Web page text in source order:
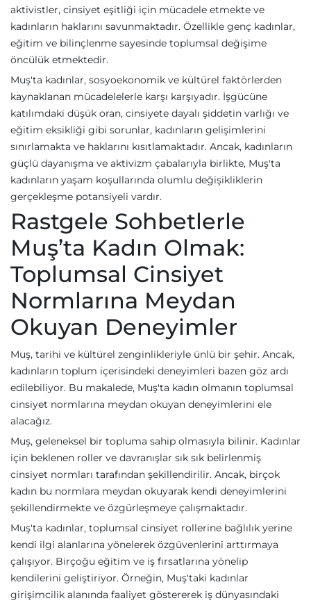
aktivistler, cinsiyet eşitliği için mücadele etmekte ve
kadınların haklarını savunmaktadır. Özellikle genç kadınlar,
eğitim ve bilinçlenme sayesinde toplumsal değişime
öncülük etmektedir.
Muş'ta kadınlar, sosyoekonomik ve kültürel faktörlerden
kaynaklanan mücadelelerle karşı karşıyadır. İşgücüne
katılımdaki düşük oran, cinsiyete dayalı şiddetin varlığı ve
eğitim eksikliği gibi sorunlar, kadınların gelişimlerini
sınırlamakta ve haklarını kısıtlamaktadır. Ancak, kadınların
güçlü dayanışma ve aktivizm çabalarıyla birlikte, Muş'ta
kadınların yaşam koşullarında olumlu değişikliklerin
gerçekleşme potansiyeli vardır.
Rastgele Sohbetlerle
Muş’ta Kadın Olmak:
Toplumsal Cinsiyet
Normlarına Meydan
Okuyan Deneyimler
Muş, tarihi ve kültürel zenginlikleriyle ünlü bir şehir. Ancak,
kadınların toplum içerisindeki deneyimleri bazen göz ardı
edilebiliyor. Bu makalede, Muş'ta kadın olmanın toplumsal
cinsiyet normlarına meydan okuyan deneyimlerini ele
alacağız.
Muş, geleneksel bir topluma sahip olmasıyla bilinir. Kadınlar
için beklenen roller ve davranışlar sık sık belirlenmiş
cinsiyet normları tarafından şekillendirilir. Ancak, birçok
kadın bu normlara meydan okuyarak kendi deneyimlerini
şekillendirmekte ve özgürleşmeye çalışmaktadır.
Muş'ta kadınlar, toplumsal cinsiyet rollerine bağlılık yerine
kendi ilgi alanlarına yönelerek özgüvenlerini arttırmaya
çalışıyor. Birçoğu eğitim ve iş fırsatlarına yönelip
kendilerini geliştiriyor. Örneğin, Muş'taki kadınlar
girişimcilik alanında faaliyet göstererek iş dünyasındaki